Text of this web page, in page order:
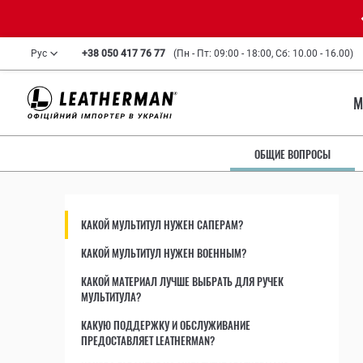
Рус +38 050 417 76 77 (Пн - Пт: 09:00 - 18:00, Сб: 10.00 - 16.00)
ОБЩИЕ ВОПРОСЫ
КАКОЙ МУЛЬТИТУЛ НУЖЕН САПЕРАМ?
КАКОЙ МУЛЬТИТУЛ НУЖЕН ВОЕННЫМ?
КАКОЙ МАТЕРИАЛ ЛУЧШЕ ВЫБРАТЬ ДЛЯ РУЧЕК
МУЛЬТИТУЛА?
КАКУЮ ПОДДЕРЖКУ И ОБСЛУЖИВАНИЕ
ПРЕДОСТАВЛЯЕТ LEATHERMAN?